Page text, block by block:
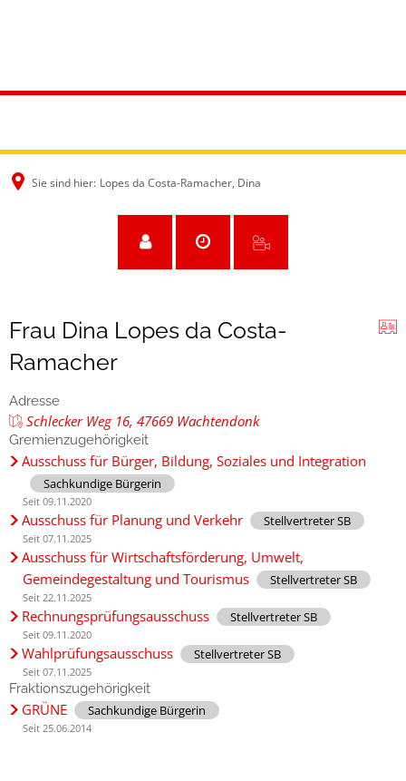
Sie sind hier: Lopes da Costa-Ramacher, Dina
Frau Dina Lopes da Costa-
Ramacher
Adresse
Schlecker Weg 16, 47669 Wachtendonk
Gremienzugehörigkeit
Ausschuss für Bürger, Bildung, Soziales und Integration
Sachkundige Bürgerin
Seit 09.11.2020
Ausschuss für Planung und Verkehr Stellvertreter SB
Seit 07.11.2025
Ausschuss für Wirtschaftsförderung, Umwelt,
Gemeindegestaltung und Tourismus
Stellvertreter SB
Seit 22.11.2025
Rechnungsprüfungsausschuss Stellvertreter SB
Seit 09.11.2020
Wahlprüfungsausschuss Stellvertreter SB
Seit 07.11.2025
Fraktionszugehörigkeit
GRÜNE Sachkundige Bürgerin
Seit 25.06.2014